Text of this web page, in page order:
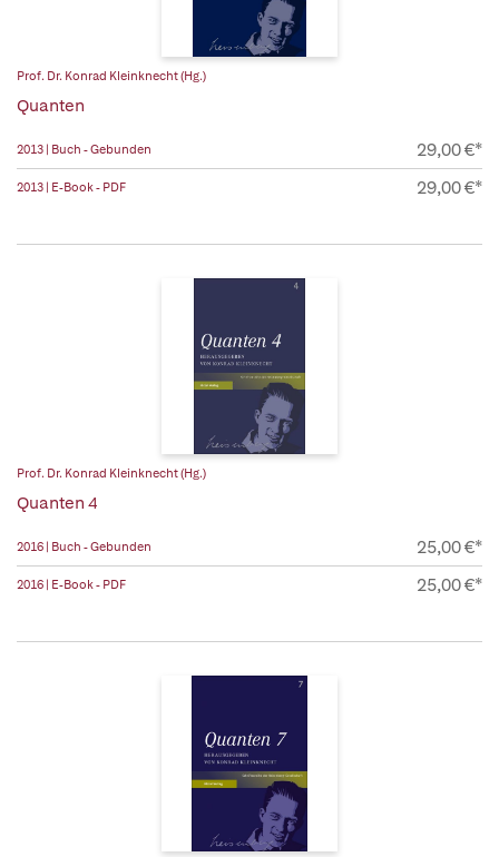
Prof. Dr. Konrad Kleinknecht (Hg.)
Quanten
2013 | Buch - Gebunden 29,00 €*
2013 | E-Book - PDF 29,00 €*
Prof. Dr. Konrad Kleinknecht (Hg.)
Quanten 4
2016 | Buch - Gebunden 25,00 €*
2016 | E-Book - PDF 25,00 €*